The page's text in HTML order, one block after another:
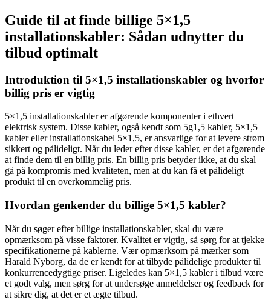
Guide til at finde billige 5×1,5
installationskabler: Sådan udnytter du
tilbud optimalt
Introduktion til 5×1,5 installationskabler og hvorfor
billig pris er vigtig
5×1,5 installationskabler er afgørende komponenter i ethvert
elektrisk system. Disse kabler, også kendt som 5g1,5 kabler, 5×1,5
kabler eller installationskabel 5×1,5, er ansvarlige for at levere strøm
sikkert og pålideligt. Når du leder efter disse kabler, er det afgørende
at finde dem til en billig pris. En billig pris betyder ikke, at du skal
gå på kompromis med kvaliteten, men at du kan få et pålideligt
produkt til en overkommelig pris.
Hvordan genkender du billige 5×1,5 kabler?
Når du søger efter billige installationskabler, skal du være
opmærksom på visse faktorer. Kvalitet er vigtig, så sørg for at tjekke
specifikationerne på kablerne. Vær opmærksom på mærker som
Harald Nyborg, da de er kendt for at tilbyde pålidelige produkter til
konkurrencedygtige priser. Ligeledes kan 5×1,5 kabler i tilbud være
et godt valg, men sørg for at undersøge anmeldelser og feedback for
at sikre dig, at det er et ægte tilbud.